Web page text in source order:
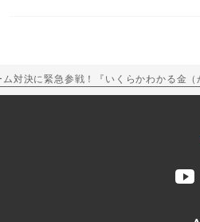
対決に緊急参戦！『いくらかわかる金